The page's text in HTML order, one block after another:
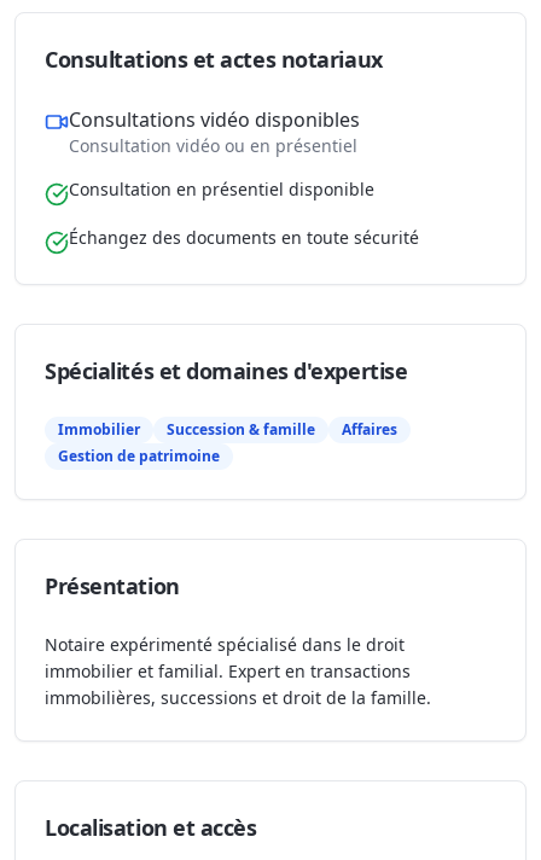
Consultations et actes notariaux
Consultations vidéo disponibles
Consultation vidéo ou en présentiel
Consultation en présentiel disponible
Échangez des documents en toute sécurité
Spécialités et domaines d'expertise
Immobilier Succession & famille
Affaires
Gestion de patrimoine
Présentation
Notaire expérimenté spécialisé dans le droit
immobilier et familial. Expert en transactions
immobilières, successions et droit de la famille.
Localisation et accès